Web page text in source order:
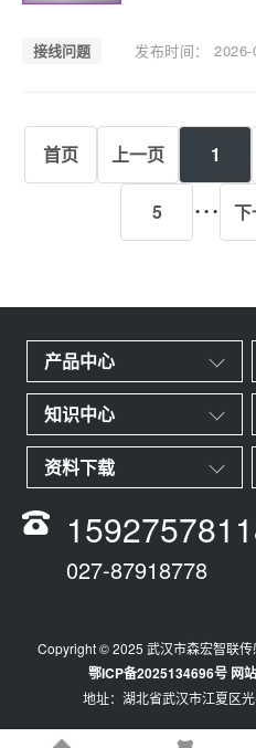
±0.1℃长距离稳定工
接线问题 发布时间：
首页 上一页 1
5 ···
产品中心
知识中心
资料下载
027-87918778
Copyright © 2025 武汉市森宏智联
鄂ICP备2025134696号 网
地址：湖北省武汉市江夏区